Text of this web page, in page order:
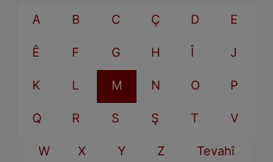
A B C Ç D E
Ê F G H Î J
K L M N O P
Q R S Ş T V
W X Y Z Tevahî